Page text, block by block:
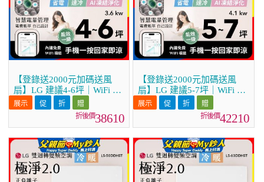
【登錄送2000元加碼送風
扇】LG 建議4-6坪｜WiFi 雙
迴轉變頻空調｜極淨2.0系列
｜AI 氣流 & 奈米離子 (LS-
38610
【登錄送2000元加碼送風
扇】LG 建議5-7坪｜WiFi 雙
迴轉變頻空調｜極淨2.0系列
｜AI 氣流 & 奈米離子 (LS-
42210